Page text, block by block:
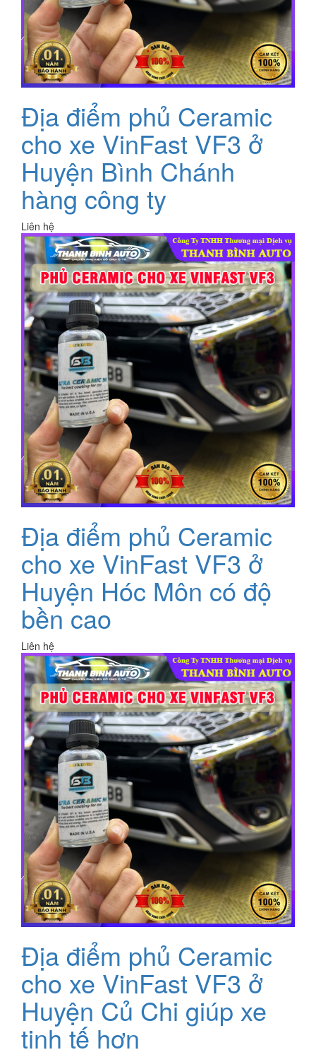
Địa điểm phủ Ceramic
cho xe VinFast VF3 ở
Huyện Bình Chánh
hàng công ty
Liên hệ
Địa điểm phủ Ceramic
cho xe VinFast VF3 ở
Huyện Hóc Môn có độ
bền cao
Liên hệ
Địa điểm phủ Ceramic
cho xe VinFast VF3 ở
Huyện Củ Chi giúp xe
tinh tế hơn